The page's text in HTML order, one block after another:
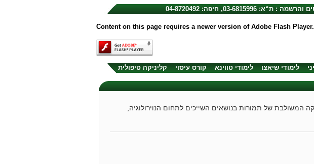
6815996, חיפה: 04-8720492
Content on this page requires a newer version of Adobe Flash Player.
לימודי שיאצו לימודי טווינא קורס עיסוי קליניקה טיפולית
המשולבת של תמורות בנושאים השייכים לתחום הנוירולוגיה,